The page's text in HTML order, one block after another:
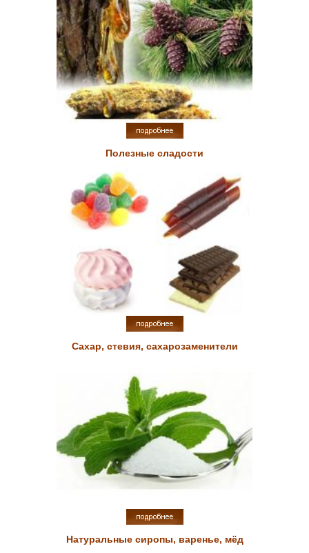
Полезные сладости
Сахар, стевия, сахарозаменители
Натуральные сиропы, варенье, мёд